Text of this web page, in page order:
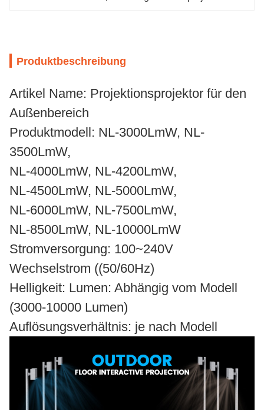
Produktbeschreibung
Artikel Name: Projektionsprojektor für den
Außenbereich
Produktmodell: NL-3000LmW, NL-
3500LmW,
NL-4000LmW, NL-4200LmW,
NL-4500LmW, NL-5000LmW,
NL-6000LmW, NL-7500LmW,
NL-8500LmW, NL-10000LmW
Stromversorgung: 100~240V
Wechselstrom ((50/60Hz)
Helligkeit: Lumen: Abhängig vom Modell
(3000-10000 Lumen)
Auflösungsverhältnis: je nach Modell